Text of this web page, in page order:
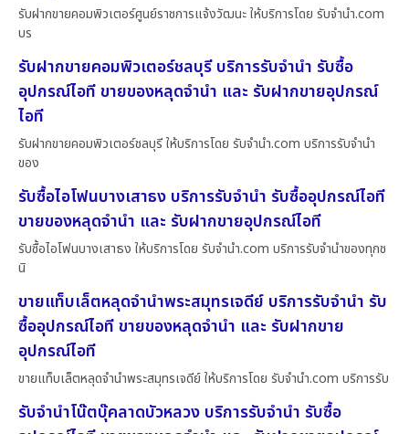
รับฝากขายคอมพิวเตอร์ศูนย์ราชการแจ้งวัฒนะ ให้บริการโดย รับจํานํา.com
บร
รับฝากขายคอมพิวเตอร์ชลบุรี บริการรับจำนำ รับซื้อ
อุปกรณ์ไอที ขายของหลุดจำนำ และ รับฝากขายอุปกรณ์
ไอที
รับฝากขายคอมพิวเตอร์ชลบุรี ให้บริการโดย รับจํานํา.com บริการรับจำนำ
ของ
รับซื้อไอโฟนบางเสาธง บริการรับจำนำ รับซื้ออุปกรณ์ไอที
ขายของหลุดจำนำ และ รับฝากขายอุปกรณ์ไอที
รับซื้อไอโฟนบางเสาธง ให้บริการโดย รับจํานํา.com บริการรับจำนำของทุกช
นิ
ขายแท็บเล็ตหลุดจำนำพระสมุทรเจดีย์ บริการรับจำนำ รับ
ซื้ออุปกรณ์ไอที ขายของหลุดจำนำ และ รับฝากขาย
อุปกรณ์ไอที
ขายแท็บเล็ตหลุดจำนำพระสมุทรเจดีย์ ให้บริการโดย รับจํานํา.com บริการรับ
รับจำนำโน๊ตบุ๊คลาดบัวหลวง บริการรับจำนำ รับซื้อ